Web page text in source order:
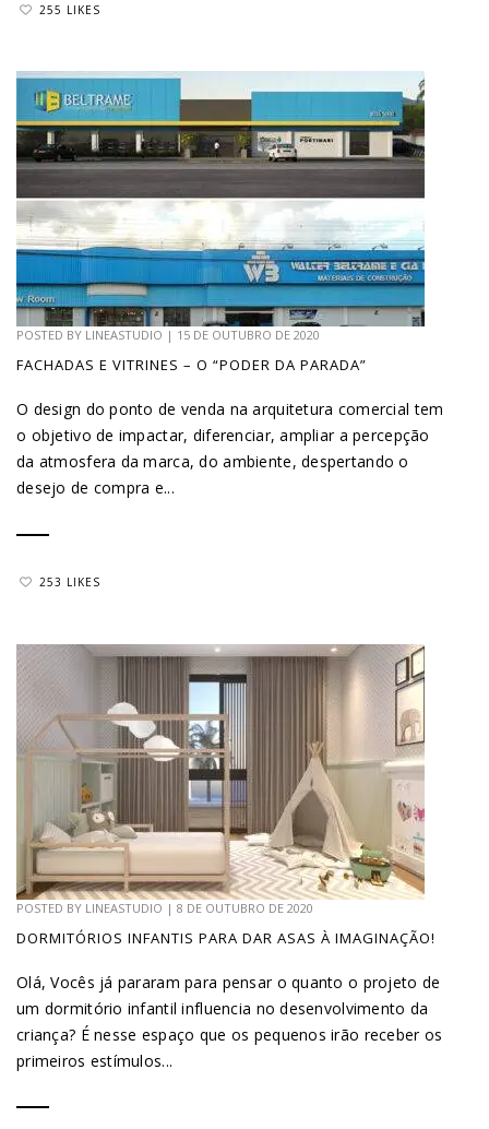
255 LIKES
POSTED BY LINEASTUDIO | 15 DE OUTUBRO DE 2020
FACHADAS E VITRINES – O “PODER DA PARADA”
O design do ponto de venda na arquitetura comercial tem
o objetivo de impactar, diferenciar, ampliar a percepção
da atmosfera da marca, do ambiente, despertando o
desejo de compra e...
253 LIKES
POSTED BY LINEASTUDIO | 8 DE OUTUBRO DE 2020
DORMITÓRIOS INFANTIS PARA DAR ASAS À IMAGINAÇÃO!
Olá, Vocês já pararam para pensar o quanto o projeto de
um dormitório infantil influencia no desenvolvimento da
criança? É nesse espaço que os pequenos irão receber os
primeiros estímulos...